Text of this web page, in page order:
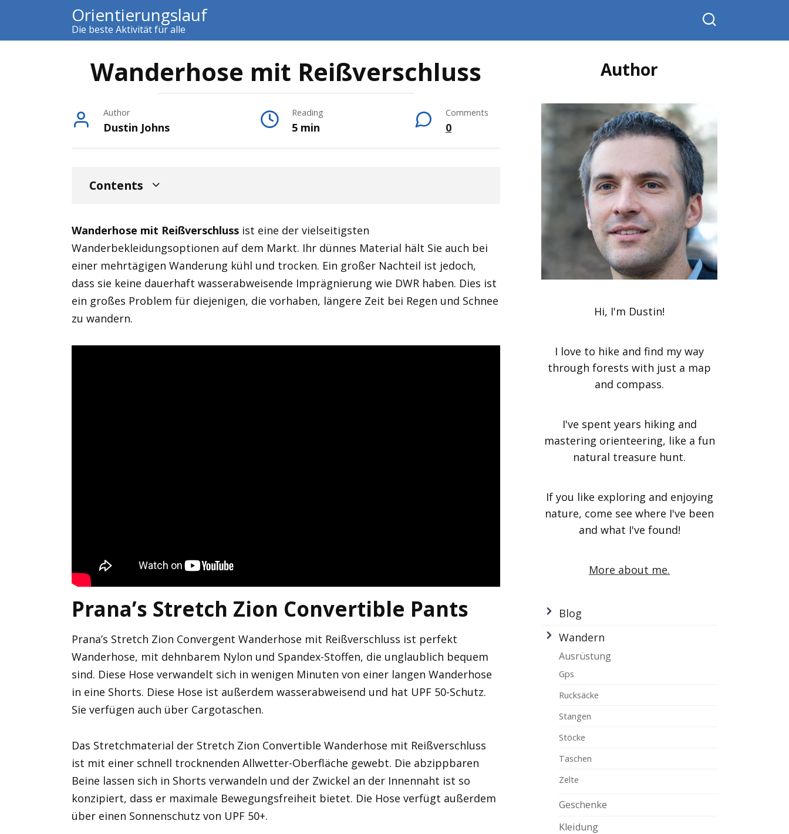
content
Orientierungslauf
Die beste Aktivität für alle
Wanderhose mit Reißverschluss
Author
Dustin Johns
Reading
5 min
Comments
0
Contents
Wanderhose mit Reißverschluss ist eine der vielseitigsten
Wanderbekleidungsoptionen auf dem Markt. Ihr dünnes Material hält Sie auch bei
einer mehrtägigen Wanderung kühl und trocken. Ein großer Nachteil ist jedoch,
dass sie keine dauerhaft wasserabweisende Imprägnierung wie DWR haben. Dies ist
ein großes Problem für diejenigen, die vorhaben, längere Zeit bei Regen und Schnee
zu wandern.
Prana’s Stretch Zion Convertible Pants
Prana’s Stretch Zion Convergent Wanderhose mit Reißverschluss ist perfekt
Wanderhose, mit dehnbarem Nylon und Spandex-Stoffen, die unglaublich bequem
sind. Diese Hose verwandelt sich in wenigen Minuten von einer langen Wanderhose
in eine Shorts. Diese Hose ist außerdem wasserabweisend und hat UPF 50-Schutz.
Sie verfügen auch über Cargotaschen.
Das Stretchmaterial der Stretch Zion Convertible Wanderhose mit Reißverschluss
ist mit einer schnell trocknenden Allwetter-Oberfläche gewebt. Die abzippbaren
Beine lassen sich in Shorts verwandeln und der Zwickel an der Innennaht ist so
konzipiert, dass er maximale Bewegungsfreiheit bietet. Die Hose verfügt außerdem
über einen Sonnenschutz von UPF 50+.
Author
Hi, I'm Dustin!
I love to hike and find my way
through forests with just a map
and compass.
I've spent years hiking and
mastering orienteering, like a fun
natural treasure hunt.
If you like exploring and enjoying
nature, come see where I've been
and what I've found!
More about me.
Blog
Wandern
Ausrüstung
Gps
Rucksäcke
Stangen
Stöcke
Taschen
Zelte
Geschenke
Kleidung